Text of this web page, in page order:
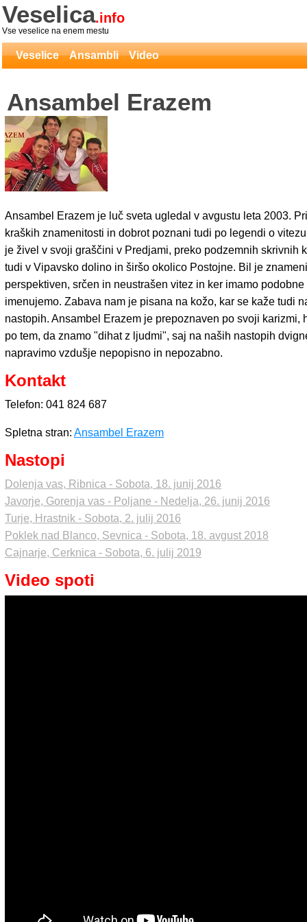
Veselica.info
Vse veselice na enem mestu
Veselice Ansambli Video
Ansambel Erazem
Ansambel Erazem je luč sveta ugledal v avgustu leta 2003.
kraških znamenitosti in dobrot poznani tudi po legendi o
je živel v svoji graščini v Predjami, preko podzemnih skrivnih
tudi v Vipavsko dolino in širšo okolico Postojne. Bil je
perspektiven, srčen in neustrašen vitez in ker imamo
imenujemo. Zabava nam je pisana na kožo, kar se kaže tudi
nastopih. Ansambel Erazem je prepoznaven po svoji karizmi,
po tem, da znamo "dihat z ljudmi", saj na naših nastopih
napravimo vzdušje nepopisno in nepozabno.
Kontakt
Telefon: 041 824 687
Spletna stran: Ansambel Erazem
Nastopi
Dolenja vas, Ribnica - Sobota, 18. junij 2016
Javorje, Gorenja vas - Poljane - Nedelja, 26. junij 2016
Turje, Hrastnik - Sobota, 2. julij 2016
Poklek nad Blanco, Sevnica - Sobota, 18. avgust 2018
Cajnarje, Cerknica - Sobota, 6. julij 2019
Video spoti